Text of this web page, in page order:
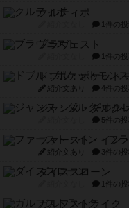
クルティボ
1件の投
ブラヴェスト
1件の投
ドブル：ポケット
紹介文あり 4件の投
ジャンヌ・ダルク-
5件の投
ファースト・イン
紹介文あり 3件の投
ダイススローン
1件の投
ガルフストライク